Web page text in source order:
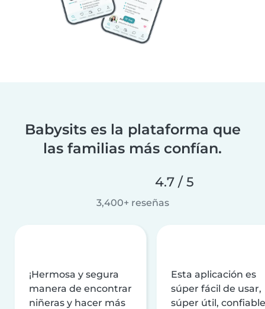
Babysits es la plataforma que
las familias más confían.
4.7 / 5
3,400+ reseñas
¡Hermosa y segura
manera de encontrar
niñeras y hacer más
Esta aplicación es
súper fácil de usar,
súper útil,